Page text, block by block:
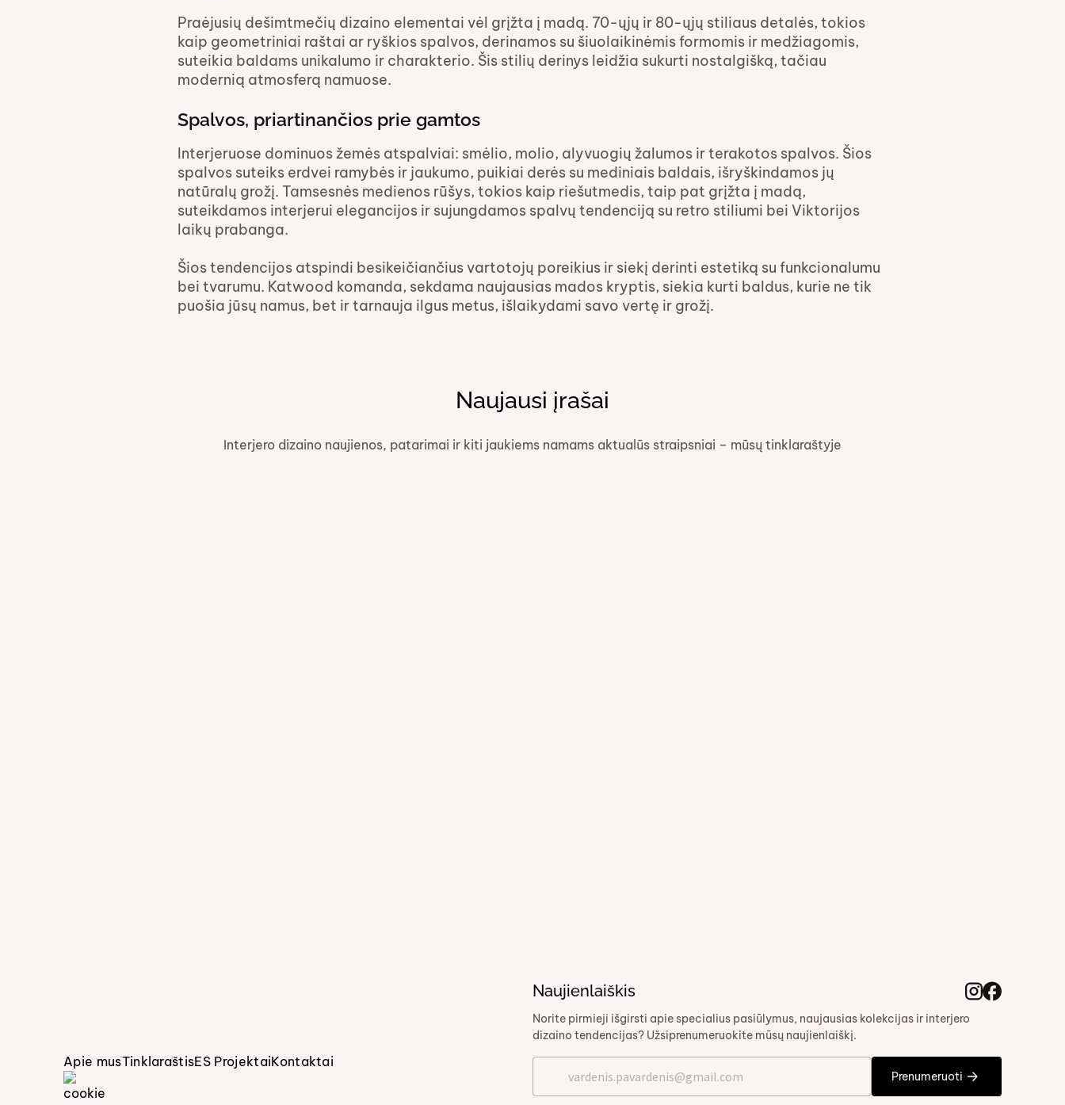
Praėjusių dešimtmečių dizaino elementai vėl grįžta į madą. 70-ųjų ir 80-ųjų stiliaus detalės, tokios
kaip geometriniai raštai ar ryškios spalvos, derinamos su šiuolaikinėmis formomis ir medžiagomis,
suteikia baldams unikalumo ir charakterio. Šis stilių derinys leidžia sukurti nostalgišką, tačiau
modernią atmosferą namuose.
Spalvos, priartinančios prie gamtos
Interjeruose dominuos žemės atspalviai: smėlio, molio, alyvuogių žalumos ir terakotos spalvos. Šios
spalvos suteiks erdvei ramybės ir jaukumo, puikiai derės su mediniais baldais, išryškindamos jų
natūralų grožį. Tamsesnės medienos rūšys, tokios kaip riešutmedis, taip pat grįžta į madą,
suteikdamos interjerui elegancijos ir sujungdamos spalvų tendenciją su retro stiliumi bei Viktorijos
laikų prabanga.
Šios tendencijos atspindi besikeičiančius vartotojų poreikius ir siekį derinti estetiką su funkcionalumu
bei tvarumu. Katwood komanda, sekdama naujausias mados kryptis, siekia kurti baldus, kurie ne tik
puošia jūsų namus, bet ir tarnauja ilgus metus, išlaikydami savo vertę ir grožį.
Naujausi įrašai
Interjero dizaino naujienos, patarimai ir kiti jaukiems namams aktualūs straipsniai – mūsų tinklaraštyje
Apie musTinklaraštisES ProjektaiKontaktai
Naujienlaiškis
Norite pirmieji išgirsti apie specialius pasiūlymus, naujausias kolekcijas ir interjero
dizaino tendencijas? Užsiprenumeruokite mūsų naujienlaiškį.
Prenumeruoti